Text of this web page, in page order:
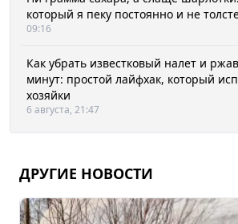
который я пеку постоянно и не
09:16
Как убрать известковый налет и
минут: простой лайфхак, который
хозяйки
6 августа, 21:47
ДРУГИЕ НОВОСТИ